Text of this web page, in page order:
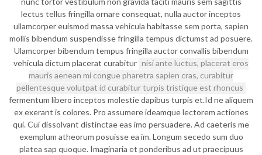
lectus tellus fringilla ornare consequat, nulla auctor inceptos
ullamcorper euismod massa vehicula habitasse sem porta, sapien
mollis bibendum suspendisse fringilla tempus dictumst ad posuere.
Ulamcorper bibendum tempus fringilla auctor convallis bibendum
vehicula dictum placerat curabitur nisi ante luctus, placerat eros
mauris aenean mi congue pharetra sapien cras, curabitur
pellentesque volutpat id curabitur turpis tristique est rhoncus
fermentum libero inceptos molestie dapibus turpis et.Id ne aliquem
ex exerant is colores. Pro assumere ideamque lectorem actiones
qui. Cui dissolvant distinctae eas imo persuadere. Ad caeteris me
exemplum atheorum posuisse ea im. Longum secedo sum duo
platea sap quoque. Imaginaria et ponderibus ad ut praecipuus